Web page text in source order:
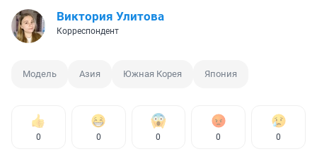
Виктория Улитова
Корреспондент
Модель Азия Южная Корея Япония
0 0 0 0 0